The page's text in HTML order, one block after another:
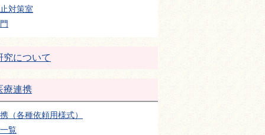
対策室
究について
療連携
（各種依頼用様式）
覧